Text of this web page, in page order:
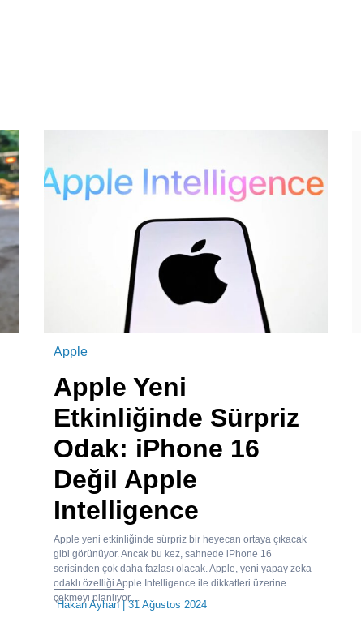
Apple
Apple Yeni
Etkinliğinde Sürpriz
Odak: iPhone 16
Değil Apple
Intelligence
Apple yeni etkinliğinde sürpriz bir heyecan ortaya çıkacak
gibi görünüyor. Ancak bu kez, sahnede iPhone 16
serisinden çok daha fazlası olacak. Apple, yeni yapay zeka
odaklı özelliği Apple Intelligence ile dikkatleri üzerine
çekmeyi planlıyor....
Hakan Ayhan| 31 Ağustos 2024